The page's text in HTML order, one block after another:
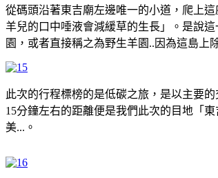
從碼頭沿著東吉廟左邊唯一的小道，爬上
羊兒的口中唾液會減緩草的生長」。是說
園，或者直接稱之為野生羊園..因為這島上
此次的行程標榜的是低碳之旅，是以主要
15分鐘左右的距離便是我們此次的目地「
美...。